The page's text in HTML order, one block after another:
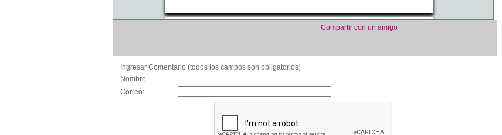
Compartir con un amigo
Ingresar Comentario (todos los campos son obligatorios)
Nombre:
Correo: